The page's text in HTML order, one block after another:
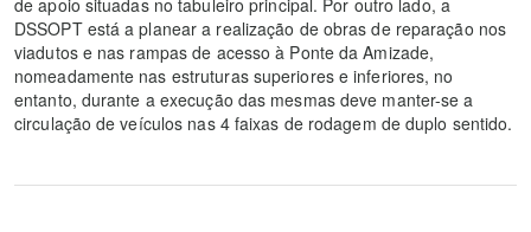
de apoio situadas no tabuleiro principal. Por outro lado, a
DSSOPT está a planear a realização de obras de reparação nos
viadutos e nas rampas de acesso à Ponte da Amizade,
nomeadamente nas estruturas superiores e inferiores, no
entanto, durante a execução das mesmas deve manter-se a
circulação de veículos nas 4 faixas de rodagem de duplo sentido.